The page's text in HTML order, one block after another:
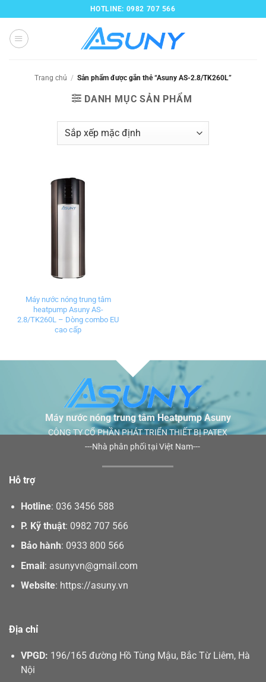
qua
nội
dung
HOTLINE: 0982 707 566
Trang chủ / Sản phẩm được gắn thẻ “Asuny AS-2.8/TK260L”
DANH MỤC SẢN PHẨM
Máy nước nóng trung tâm
heatpump Asuny AS-
2.8/TK260L – Dòng combo EU
cao cấp
Máy nước nóng trung tâm Heatpump Asuny
CÔNG TY CỔ PHẦN PHÁT TRIỂN THIẾT BỊ PATEX
---Nhà phân phối tại Việt Nam---
Hỗ trợ
Hotline: 036 3456 588
P. Kỹ thuật: 0982 707 566
Bảo hành: 0933 800 566
Email : asunyvn@gmail.com
Website: https://asuny.vn
Địa chỉ
VPGD: 196/165 đường Hồ Tùng Mậu, Bắc Từ Liêm, Hà
Nội